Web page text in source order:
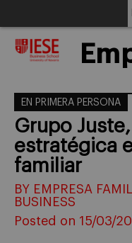
EN PRIMERA PERSONA
Grupo
estratégica
familiar
BY EMPRESA
BUSINESS
Posted on 15/03/